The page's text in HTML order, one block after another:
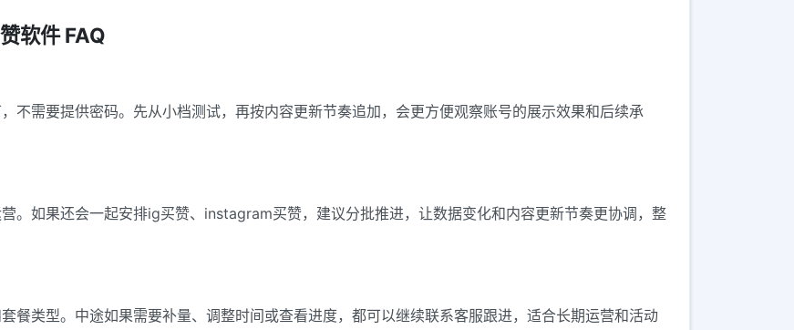
软件 FAQ
不需要提供密码。先从小档测试，再按内容更新节奏追加，会更方便观察账号的展示效果和后续承
。如果还会一起安排ig买赞、instagram买赞，建议分批推进，让数据变化和内容更新节奏更协调，整
餐类型。中途如果需要补量、调整时间或查看进度，都可以继续联系客服跟进，适合长期运营和活动